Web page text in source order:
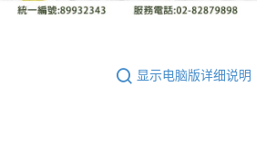
显示电脑版详细说明